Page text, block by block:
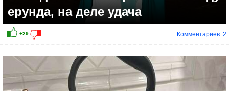
+20
ерунда, на деле удача
Комментариев: 2